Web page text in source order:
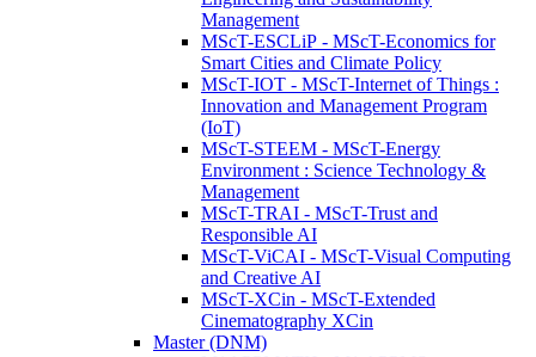
Management
MScT-ESCLiP - MScT-Economics for
Smart Cities and Climate Policy
MScT-IOT - MScT-Internet of Things :
Innovation and Management Program
(IoT)
MScT-STEEM - MScT-Energy
Environment : Science Technology &
Management
MScT-TRAI - MScT-Trust and
Responsible AI
MScT-ViCAI - MScT-Visual Computing
and Creative AI
MScT-XCin - MScT-Extended
Cinematography XCin
Master (DNM)